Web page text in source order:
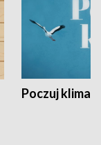
Poczuj klimat